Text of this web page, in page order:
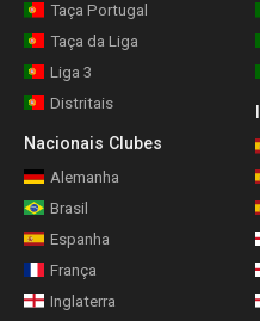
Taça Portugal
Taça da Liga
Liga 3
Distritais
Nacionais Clubes
Alemanha
Brasil
Espanha
França
Inglaterra